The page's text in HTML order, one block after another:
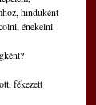
hinduként
énekelni
fékezett